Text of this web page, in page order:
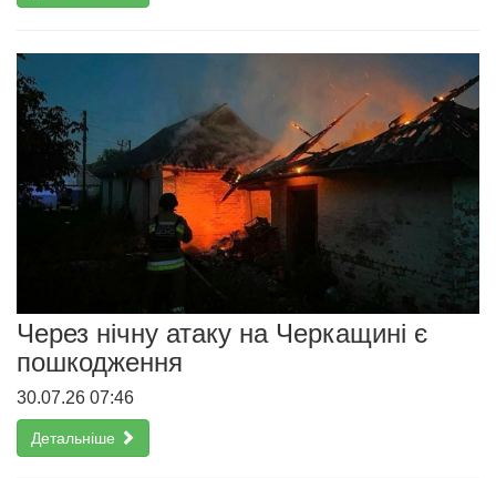
Через нічну атаку на Черкащині є
пошкодження
30.07.26 07:46
Детальніше